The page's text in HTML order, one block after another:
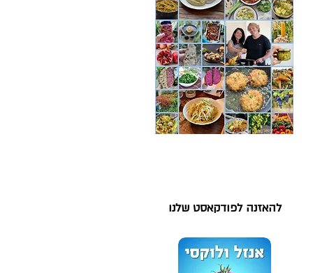
להאזנה לפודקאסט שלנו